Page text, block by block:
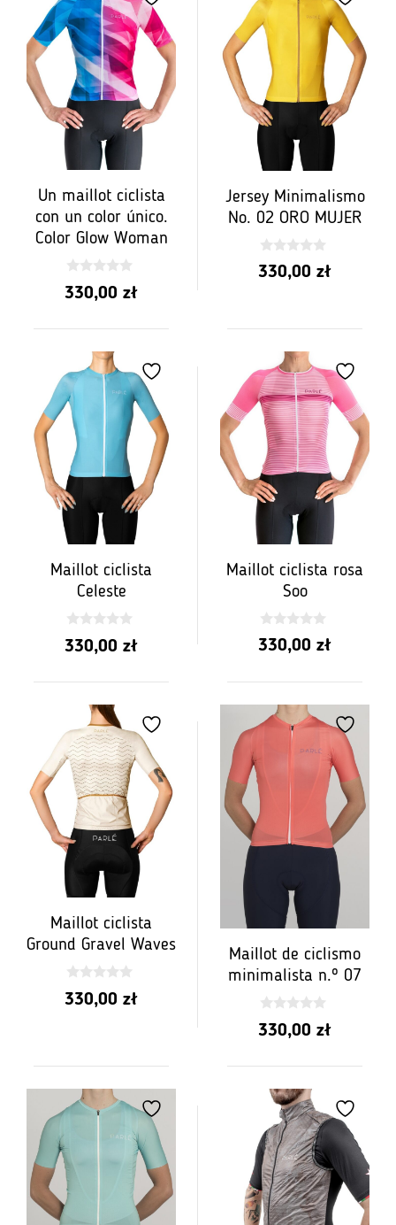
Un maillot ciclista
con un color único.
Color Glow Woman
0
z
330,00 zł
Jersey Minimalismo
No. 02 ORO MUJER
0
z
330,00 zł
Maillot ciclista
Celeste
0
z
330,00 zł
Maillot ciclista rosa
Soo
0
z
330,00 zł
Maillot ciclista
Ground Gravel Waves
0
z
330,00 zł
Maillot de ciclismo
minimalista n.º 07
0
z
330,00 zł